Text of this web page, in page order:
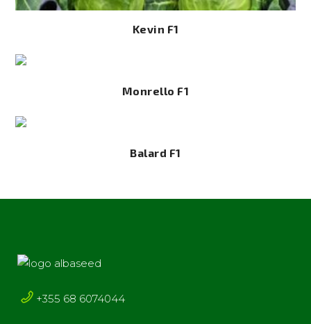
Kevin F1
Monrello F1
Balard F1
+355 68 6074044